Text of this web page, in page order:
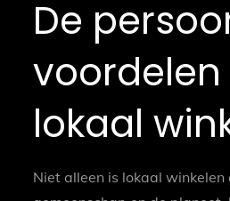
De
lokaal
Niet alleen is lokaal winkelen